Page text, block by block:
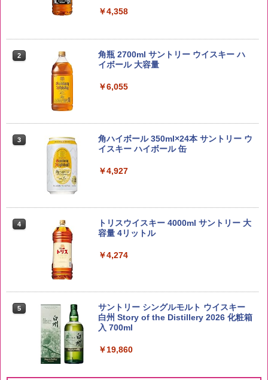
kg 業務用 お米マイスターブレンド
5kg 長野県産 令和7年産
米 5kg
らめき 5kg 令和7年産
￥3,056
￥4,358
2
角瓶 2700ml サントリー ウイスキー ハ
イボール 大容量
￥6,055
3
角ハイボール 350ml×24本 サントリー ウ
イスキー ハイボール 缶
￥4,927
4
トリスウイスキー 4000ml サントリー 大
容量 4リットル
￥4,274
5
サントリー シングルモルト ウイスキー
白州 Story of the Distillery 2026 化粧箱
入 700ml
￥19,860